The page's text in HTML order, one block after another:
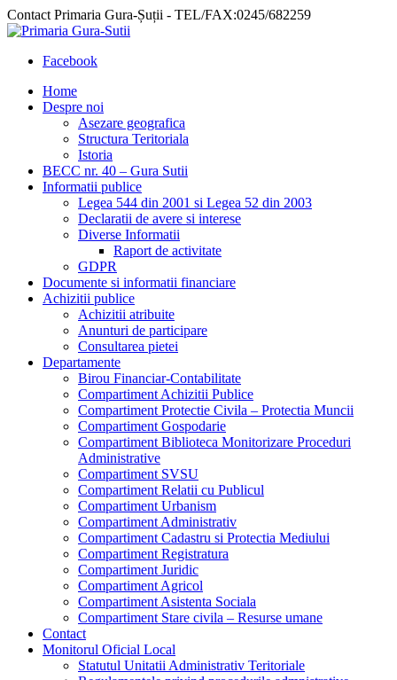
Contact Primaria Gura-Șuții - TEL/FAX:0245/682259
Facebook
Home
Despre noi
Asezare geografica
Structura Teritoriala
Istoria
BECC nr. 40 – Gura Sutii
Informatii publice
Legea 544 din 2001 si Legea 52 din 2003
Declaratii de avere si interese
Diverse Informatii
Raport de activitate
GDPR
Documente si informatii financiare
Achizitii publice
Achizitii atribuite
Anunturi de participare
Consultarea pietei
Departamente
Birou Financiar-Contabilitate
Compartiment Achizitii Publice
Compartiment Protectie Civila – Protectia Muncii
Compartiment Gospodarie
Compartiment Biblioteca Monitorizare Proceduri
Administrative
Compartiment SVSU
Compartiment Relatii cu Publicul
Compartiment Urbanism
Compartiment Administrativ
Compartiment Cadastru si Protectia Mediului
Compartiment Registratura
Compartiment Juridic
Compartiment Agricol
Compartiment Asistenta Sociala
Compartiment Stare civila – Resurse umane
Contact
Monitorul Oficial Local
Statutul Unitatii Administrativ Teritoriale